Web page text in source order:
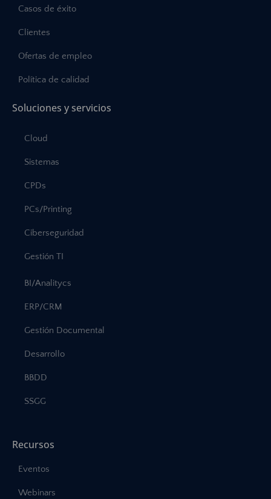
Casos de éxito
Clientes
Ofertas de empleo
Política de calidad
Soluciones y servicios
Cloud
Sistemas
CPDs
PCs/Printing
Ciberseguridad
Gestión TI
BI/Analitycs
ERP/CRM
Gestión Documental
Desarrollo
BBDD
SSGG
Recursos
Eventos
Webinars